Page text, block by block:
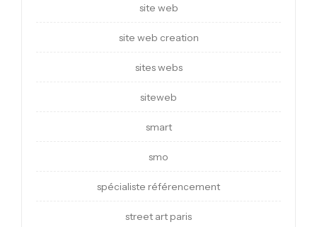
site web
site web creation
sites webs
siteweb
smart
smo
spécialiste référencement
street art paris